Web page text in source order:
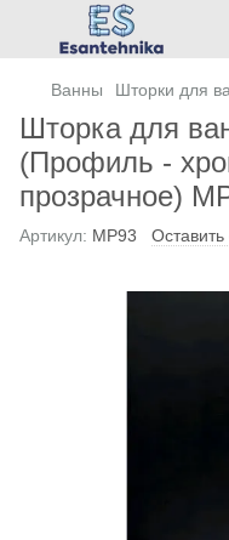
Ванны Шторки для
Шторка для
(Профиль -
прозрачное)
Артикул: MP93 Оставить